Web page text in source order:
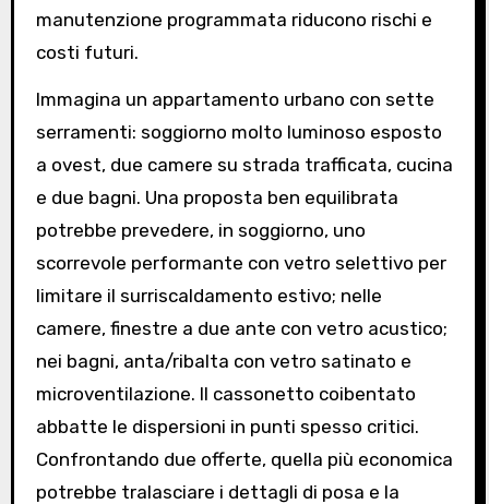
manutenzione programmata riducono rischi e
costi futuri.
Immagina un appartamento urbano con sette
serramenti: soggiorno molto luminoso esposto
a ovest, due camere su strada trafficata, cucina
e due bagni. Una proposta ben equilibrata
potrebbe prevedere, in soggiorno, uno
scorrevole performante con vetro selettivo per
limitare il surriscaldamento estivo; nelle
camere, finestre a due ante con vetro acustico;
nei bagni, anta/ribalta con vetro satinato e
microventilazione. Il cassonetto coibentato
abbatte le dispersioni in punti spesso critici.
Confrontando due offerte, quella più economica
potrebbe tralasciare i dettagli di posa e la